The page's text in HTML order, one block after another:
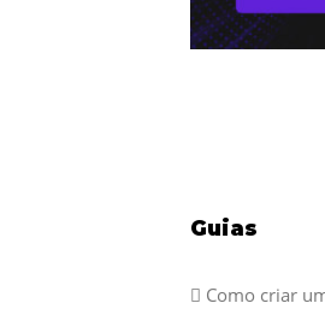
Guias
Como criar